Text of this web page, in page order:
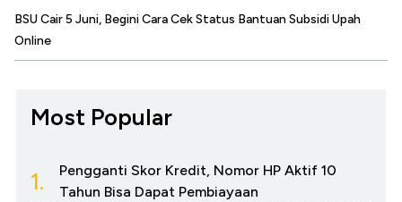
BSU Cair 5 Juni, Begini Cara Cek Status Bantuan Subsidi Upah
Online
Most Popular
1.
Pengganti Skor Kredit, Nomor HP Aktif 10
Tahun Bisa Dapat Pembiayaan